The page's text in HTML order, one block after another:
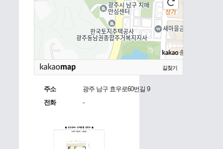
길찾기
주소
광주 남구 효우로60번길 9
전화
-